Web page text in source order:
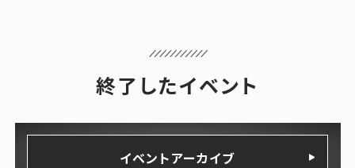
終了したイベント
イベントアーカイブ